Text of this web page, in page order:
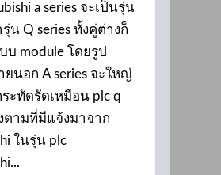
a series จะเป็นรุ่น
น Q series ทั้งคู่ต่างก็
บ module โดยรูป
นอก A series จะใหญ่
ะทัดรัดเหมือน plc q
ตามที่มีแจ้งมาจาก
ในรุ่น plc